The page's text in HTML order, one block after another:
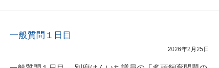
一般質問１日目
2026年2月25日